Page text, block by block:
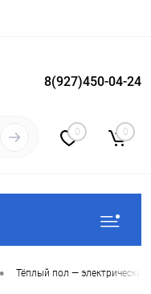
Вход Регистрация
8(927)450-04-24
0 0
• Тёплый пол —